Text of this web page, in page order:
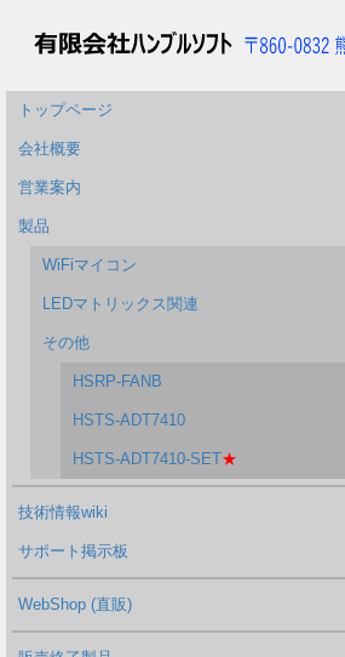
トップページ
会社概要
営業案内
製品
WiFiマイコン
LEDマトリックス関連
その他
HSRP-FANB
HSTS-ADT7410
HSTS-ADT7410-SET ★
技術情報wiki
サポート掲示板
WebShop (直販)